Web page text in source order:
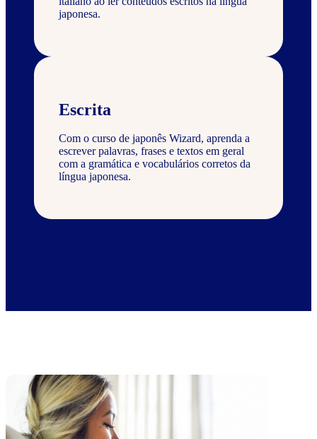
japonesa.
Escrita
Com o curso de japonês Wizard, aprenda a
escrever palavras, frases e textos em geral
com a gramática e vocabulários corretos da
língua japonesa.